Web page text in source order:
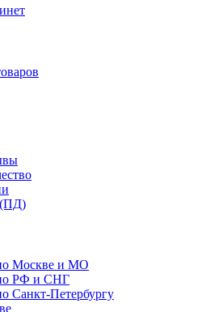
(ПД)
Москве и МО
РФ и СНГ
Санкт-Петербургу